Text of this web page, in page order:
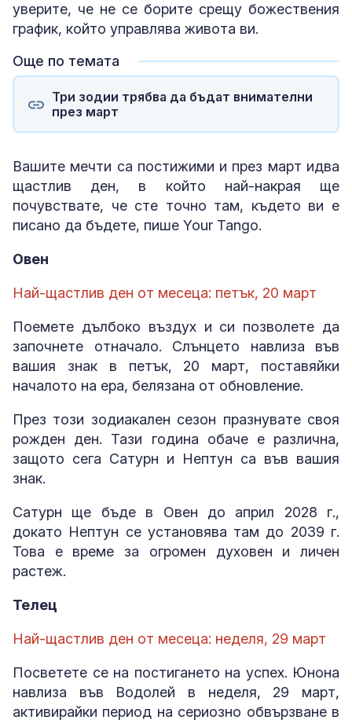
уверите, че не се борите срещу божествения
график, който управлява живота ви.
Още по темата
Три зодии трябва да бъдат внимателни
през март
Вашите мечти са постижими и през март идва
щастлив ден, в който най-накрая ще
почувствате, че сте точно там, където ви е
писано да бъдете, пише Your Tango.
Овен
Най-щастлив ден от месеца: петък, 20 март
Поемете дълбоко въздух и си позволете да
започнете отначало. Слънцето навлиза във
вашия знак в петък, 20 март, поставяйки
началото на ера, белязана от обновление.
През този зодиакален сезон празнувате своя
рожден ден. Тази година обаче е различна,
защото сега Сатурн и Нептун са във вашия
знак.
Сатурн ще бъде в Овен до април 2028 г.,
докато Нептун се установява там до 2039 г.
Това е време за огромен духовен и личен
растеж.
Телец
Най-щастлив ден от месеца: неделя, 29 март
Посветете се на постигането на успех. Юнона
навлиза във Водолей в неделя, 29 март,
активирайки период на сериозно обвързване в